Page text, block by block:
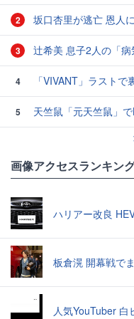
2 坂口杏里が逃亡 恩人
3 辻希美 息子2人の「病
4 「VIVANT」ラストで
5
天竺鼠「元天竺鼠」
画像アクセスランキン
ハリアー改良
板倉滉 開幕戦で
人気YouTuber 白